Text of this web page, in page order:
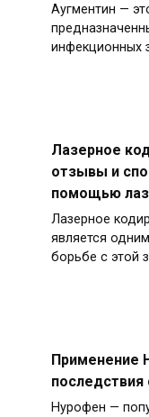
Аугментин —
инфекционных
Лазерное
отзывы и
помощью
Лазерное
является
борьбе с этой
Применение
последствия
Нурофен —